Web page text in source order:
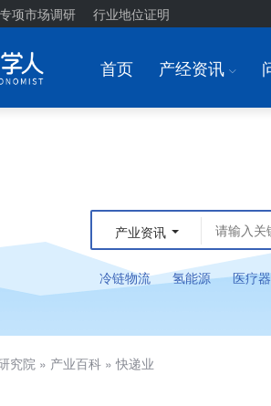
专项市场调研 行业地位证明
首页 产经资讯 I
产业资讯
冷链物流 氢能源 医疗
究院 » 产业百科 »快递业